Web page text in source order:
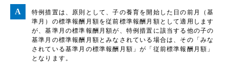
特例措置は、原則として、子の養育を開始した日の前月（基
準月）の標準報酬月額を従前標準報酬月額として適用します
が、基準月の標準報酬月額が、特例措置に該当する他の子の
基準月の標準報酬月額とみなされている場合は、その「みな
されている基準月の標準報酬月額」が「従前標準報酬月額」
となります。